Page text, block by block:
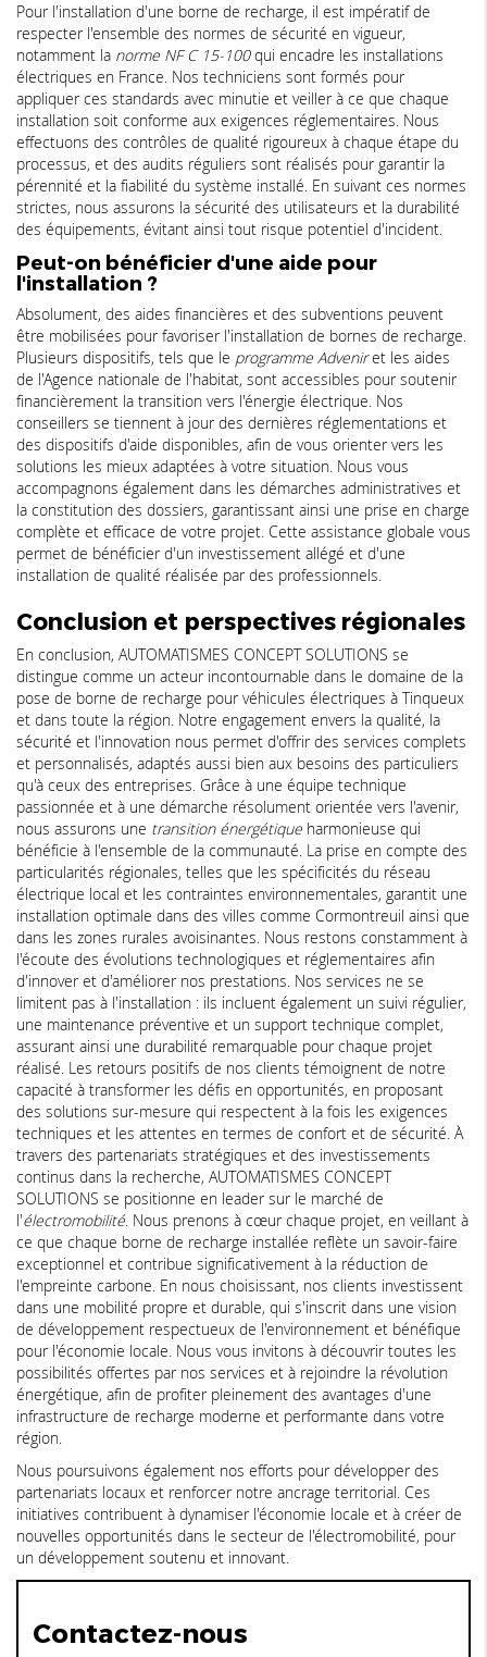
Pour l'installation d'une borne de recharge, il est impératif de
respecter l'ensemble des normes de sécurité en vigueur,
notamment la norme NF C 15-100qui encadre les installations
électriques en France. Nos techniciens sont formés pour
appliquer ces standards avec minutie et veiller à ce que chaque
installation soit conforme aux exigences réglementaires. Nous
effectuons des contrôles de qualité rigoureux à chaque étape du
processus, et des audits réguliers sont réalisés pour garantir la
pérennité et la fiabilité du système installé. En suivant ces normes
strictes, nous assurons la sécurité des utilisateurs et la durabilité
des équipements, évitant ainsi tout risque potentiel d'incident.
Peut-on bénéficier d'une aide pour
l'installation ?
Absolument, des aides financières et des subventions peuvent
être mobilisées pour favoriser l'installation de bornes de recharge.
Plusieurs dispositifs, tels que le programme Adveniret les aides
de l'Agence nationale de l'habitat, sont accessibles pour soutenir
financièrement la transition vers l'énergie électrique. Nos
conseillers se tiennent à jour des dernières réglementations et
des dispositifs d'aide disponibles, afin de vous orienter vers les
solutions les mieux adaptées à votre situation. Nous vous
accompagnons également dans les démarches administratives et
la constitution des dossiers, garantissant ainsi une prise en charge
complète et efficace de votre projet. Cette assistance globale vous
permet de bénéficier d'un investissement allégé et d'une
installation de qualité réalisée par des professionnels.
Conclusion et perspectives régionales
En conclusion, AUTOMATISMES CONCEPT SOLUTIONS se
distingue comme un acteur incontournable dans le domaine de la
pose de borne de recharge pour véhicules électriques à Tinqueux
et dans toute la région. Notre engagement envers la qualité, la
sécurité et l'innovation nous permet d'offrir des services complets
et personnalisés, adaptés aussi bien aux besoins des particuliers
qu'à ceux des entreprises. Grâce à une équipe technique
passionnée et à une démarche résolument orientée vers l'avenir,
nous assurons une transition énergétique harmonieuse qui
bénéficie à l'ensemble de la communauté. La prise en compte des
particularités régionales, telles que les spécificités du réseau
électrique local et les contraintes environnementales, garantit une
installation optimale dans des villes comme Cormontreuil ainsi que
dans les zones rurales avoisinantes. Nous restons constamment à
l'écoute des évolutions technologiques et réglementaires afin
d'innover et d'améliorer nos prestations. Nos services ne se
limitent pas à l'installation : ils incluent également un suivi régulier,
une maintenance préventive et un support technique complet,
assurant ainsi une durabilité remarquable pour chaque projet
réalisé. Les retours positifs de nos clients témoignent de notre
capacité à transformer les défis en opportunités, en proposant
des solutions sur-mesure qui respectent à la fois les exigences
techniques et les attentes en termes de confort et de sécurité. À
travers des partenariats stratégiques et des investissements
continus dans la recherche, AUTOMATISMES CONCEPT
SOLUTIONS se positionne en leader sur le marché de
l'électromobilité. Nous prenons à cœur chaque projet, en veillant à
ce que chaque borne de recharge installée reflète un savoir-faire
exceptionnel et contribue significativement à la réduction de
l'empreinte carbone. En nous choisissant, nos clients investissent
dans une mobilité propre et durable, qui s'inscrit dans une vision
de développement respectueux de l'environnement et bénéfique
pour l'économie locale. Nous vous invitons à découvrir toutes les
possibilités offertes par nos services et à rejoindre la révolution
énergétique, afin de profiter pleinement des avantages d'une
infrastructure de recharge moderne et performante dans votre
région.
Nous poursuivons également nos efforts pour développer des
partenariats locaux et renforcer notre ancrage territorial. Ces
initiatives contribuent à dynamiser l'économie locale et à créer de
nouvelles opportunités dans le secteur de l'électromobilité, pour
un développement soutenu et innovant.
Contactez-nous